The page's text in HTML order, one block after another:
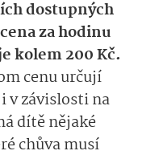
dostupných
za hodinu
kolem 200 Kč.
cenu určují
v závislosti na
dítě nějaké
chůva musí